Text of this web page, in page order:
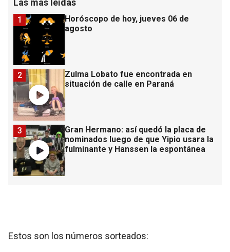
Las más leídas
Horóscopo de hoy, jueves 06 de
agosto
1
Zulma Lobato fue encontrada en
situación de calle en Paraná
2
Gran Hermano: así quedó la placa de
nominados luego de que Yipio usara la
fulminante y Hanssen la espontánea
3
Estos son los números sorteados: